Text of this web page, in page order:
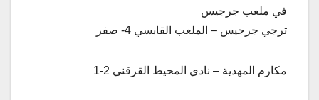
في ملعب جرجيس
ترجي جرجيس – الملعب القابسي 4- صفر
مكارم المهدية – نادي المحيط القرقني 2-1